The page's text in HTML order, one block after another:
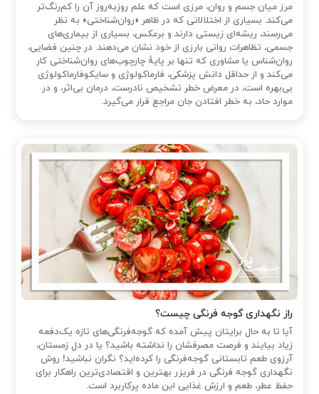
مرز میان جسم و روان، مرزی است که علم روزبه‌روز آن را کم‌رنگ‌تر
می‌کند. بسیاری از اختلالاتی که در ظاهر «روان‌شناختی» به نظر
می‌رسند، ریشه‌ای زیستی دارند و برعکس، بسیاری از بیماری‌های
جسمی، تظاهرات روانی بارزی از خود نشان می‌دهند. در چنین فضایی،
روان‌شناس یا مشاوری که تنها بر پایهٔ چارچوب‌های روان‌شناختی کار
می‌کند و از حداقل دانش پزشکی، فارماکولوژی و سایکوفارماکولوژی
بی‌بهره است، در معرض خطر تشخیص نادرست، درمان بی‌اثر، و در
موارد حاد، به خطر افتادن جان مراجع قرار می‌گیرد.
راز نگهداری گوجه فرنگی چیست؟
آیا تا به حال برایتان پیش آمده که گوجه‌فرنگی‌های تازه یک‌دفعه
زیاد بیایند و فرصت مصرفشان را نداشته باشید؟ یا در دل زمستان،
آرزوی طعم تابستانی گوجه‌فرنگی را کرده‌اید؟ نگران نباشید! روش
نگهداری گوجه فرنگی در فریزر بهترین و اقتصادی‌ترین راهکار برای
حفظ عطر، طعم و ارزش غذایی این ماده پرکاربرد است.